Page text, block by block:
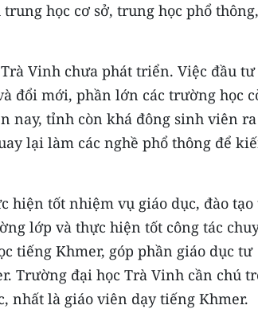
học cơ sở, trung học phổ thông,
Vinh chưa phát triển. Việc đầu tư
đổi mới, phần lớn các trường học
nay, tỉnh còn khá đông sinh viên ra
lại làm các nghề phổ thông để
hiện tốt nhiệm vụ giáo dục, đào tạo
lớp và thực hiện tốt công tác
tiếng Khmer, góp phần giáo dục tư
Trường đại học Trà Vinh cần chú
nhất là giáo viên dạy tiếng Khmer.